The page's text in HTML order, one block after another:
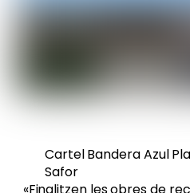
Cartel Bandera Azul
Safor